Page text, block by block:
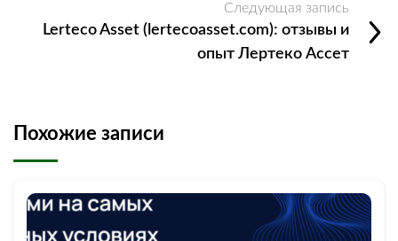
Следующая запись
Lerteco Asset (lertecoasset.com): отзывы и
опыт Лертеко Ассет
Похожие записи